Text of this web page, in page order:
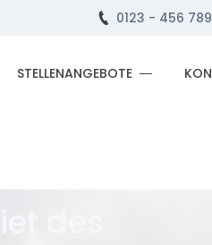
0123 - 456 789
STELLENANGEBOTE
des